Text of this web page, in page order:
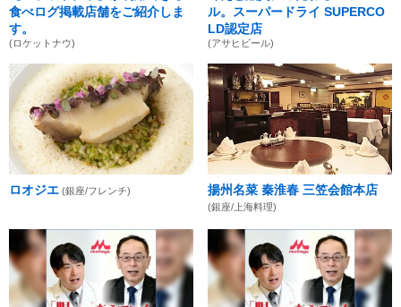
食べログ掲載店舗をご紹介しま
す。
(ロケットナウ)
ル。スーパードライ SUPERCO
LD認定店
(アサヒビール)
ロオジエ (銀座/フレンチ) 揚州名菜 秦淮春 三笠会館本店
(銀座/上海料理)